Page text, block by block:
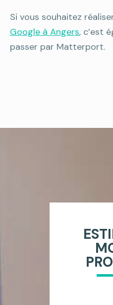
Si vous souhaitez
Google à Angers, c’est
passer par Matterport.